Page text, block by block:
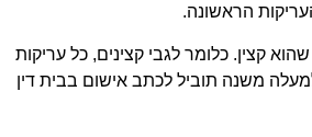
הראשונה.
קצין. כלומר לגבי קצינים, כל עריקות
משנה תוביל לכתב אישום בבית דין